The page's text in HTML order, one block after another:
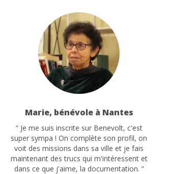
Marie, bénévole à Nantes
“ Je me suis inscrite sur Benevolt, c'est
super sympa ! On complète son profil, on
voit des missions dans sa ville et je fais
maintenant des trucs qui m'intéressent et
dans ce que j'aime, la documentation. ”